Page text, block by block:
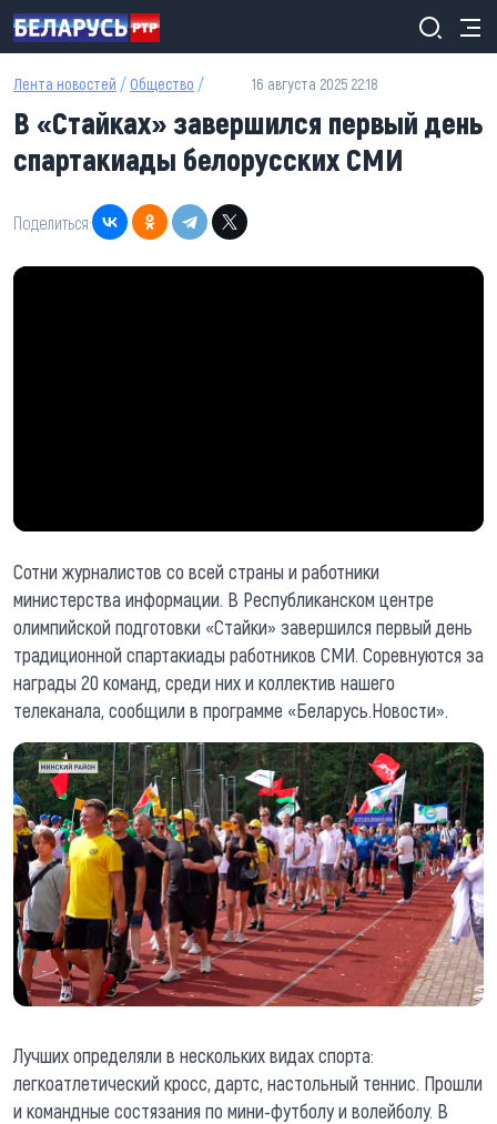
Перейти к основному содержанию
Лента новостей / Общество / 16 августа 2025 22:18
В «Стайках» завершился первый день
спартакиады белорусских СМИ
Поделиться:
Сотни журналистов со всей страны и работники
министерства информации. В Республиканском центре
олимпийской подготовки «Стайки» завершился первый день
традиционной спартакиады работников СМИ. Соревнуются за
награды 20 команд, среди них и коллектив нашего
телеканала, сообщили в программе «Беларусь.Новости».
Лучших определяли в нескольких видах спорта:
легкоатлетический кросс, дартс, настольный теннис. Прошли
и командные состязания по мини-футболу и волейболу. В